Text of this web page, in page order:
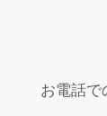
お電話で